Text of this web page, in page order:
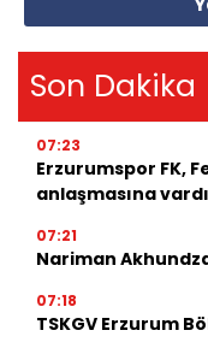
Son Dakika
07:23
Erzurumspor FK,
anlaşmasına vardı
07:21
Nariman
07:18
TSKGV Erzurum